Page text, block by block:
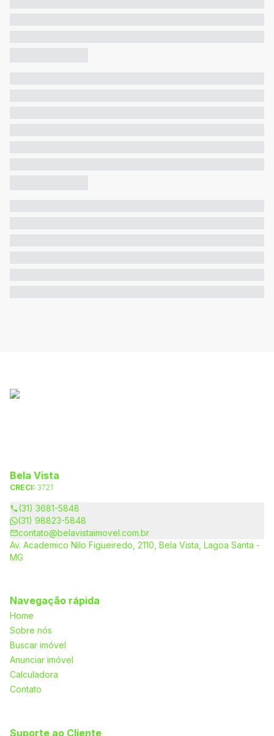
Bela Vista
CRECI: 3721
(31) 3681-5848
(31) 98823-5848
contato@belavistaimovel.com.br
Av. Academico Nilo Figueiredo, 2110, Bela Vista, Lagoa Santa -
MG
Navegação rápida
Home
Sobre nós
Buscar imóvel
Anunciar imóvel
Calculadora
Contato
Suporte ao Cliente